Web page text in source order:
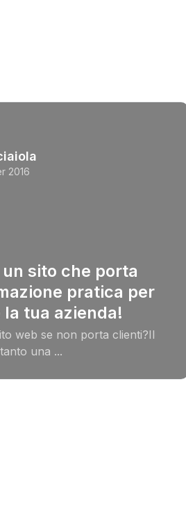
2016
sito che porta
pratica per
tua azienda!
web se non porta clienti?Il
una ...